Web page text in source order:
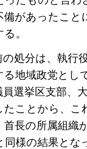
備があったこと
。
処分は、執行
る地域政党とし
員選挙区支部、
たことから、こ
首長の所属組織
同様の結果とな